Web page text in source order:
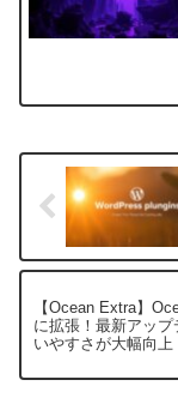
【Ocean Extra】
に拡張！最新アッ
いやすさが大幅向上